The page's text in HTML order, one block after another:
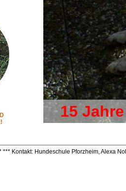
15
*** Kontakt: Hundeschule Pforzheim, Alexa